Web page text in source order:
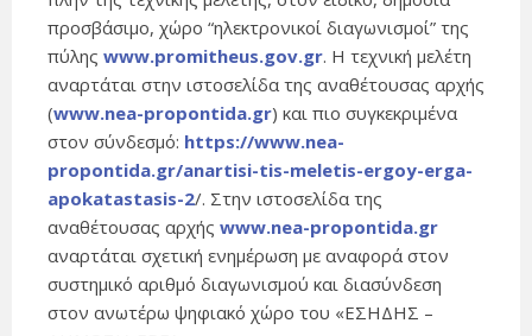
προσβάσιμο, χώρο “ηλεκτρονικοί διαγωνισμοί” της
πύλης www.promitheus.gov.gr. Η τεχνική μελέτη
αναρτάται στην ιστοσελίδα της αναθέτουσας αρχής
(www.nea-propontida.gr) και πιο συγκεκριμένα
στον σύνδεσμό: https://www.nea-
propontida.gr/anartisi-tis-meletis-ergoy-erga-
apokatastasis-2/. Στην ιστοσελίδα της
αναθέτουσας αρχής www.nea-propontida.gr
αναρτάται σχετική ενημέρωση με αναφορά στον
συστημικό αριθμό διαγωνισμού και διασύνδεση
στον ανωτέρω ψηφιακό χώρο του «ΕΣΗΔΗΣ –